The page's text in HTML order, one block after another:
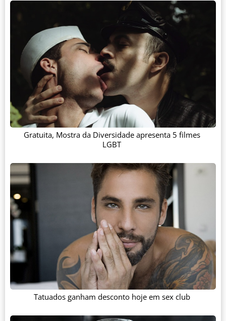
Gratuita, Mostra da Diversidade apresenta 5 filmes
LGBT
Tatuados ganham desconto hoje em sex club